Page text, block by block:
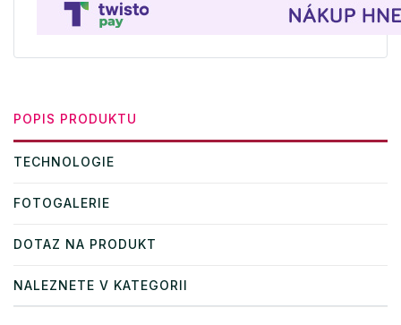
POPIS PRODUKTU
TECHNOLOGIE
FOTOGALERIE
DOTAZ NA PRODUKT
NALEZNETE V KATEGORII